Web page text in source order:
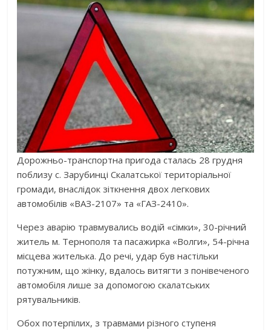
Дорожньо-транспортна пригода сталась 28 грудня
поблизу с. Зарубинці Скалатської територіальної
громади, внаслідок зіткнення двох легкових
автомобілів «ВАЗ-2107» та «ГАЗ-2410».
Через аварію травмувались водій «сімки», 30-річний
житель м. Тернополя та пасажирка «Волги», 54-річна
місцева жителька. До речі, удар був настільки
потужним, що жінку, вдалось витягти з понівеченого
автомобіля лише за допомогою скалатських
рятувальників.
Обох потерпілих, з травмами різного ступеня